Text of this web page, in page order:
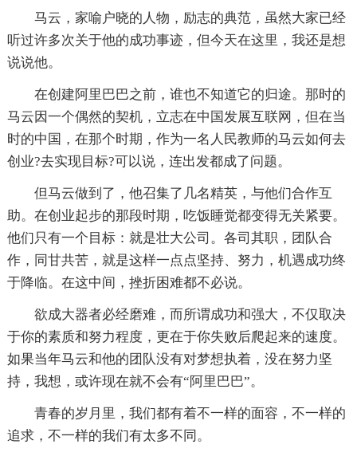
马云，家喻户晓的人物，励志的典范，虽然大家已经
听过许多次关于他的成功事迹，但今天在这里，我还是想
说说他。
在创建阿里巴巴之前，谁也不知道它的归途。那时的
马云因一个偶然的契机，立志在中国发展互联网，但在当
时的中国，在那个时期，作为一名人民教师的马云如何去
创业?去实现目标?可以说，连出发都成了问题。
但马云做到了，他召集了几名精英，与他们合作互
助。在创业起步的那段时期，吃饭睡觉都变得无关紧要。
他们只有一个目标：就是壮大公司。各司其职，团队合
作，同甘共苦，就是这样一点点坚持、努力，机遇成功终
于降临。在这中间，挫折困难都不必说。
欲成大器者必经磨难，而所谓成功和强大，不仅取决
于你的素质和努力程度，更在于你失败后爬起来的速度。
如果当年马云和他的团队没有对梦想执着，没在努力坚
持，我想，或许现在就不会有“阿里巴巴”。
青春的岁月里，我们都有着不一样的面容，不一样的
追求，不一样的我们有太多不同。